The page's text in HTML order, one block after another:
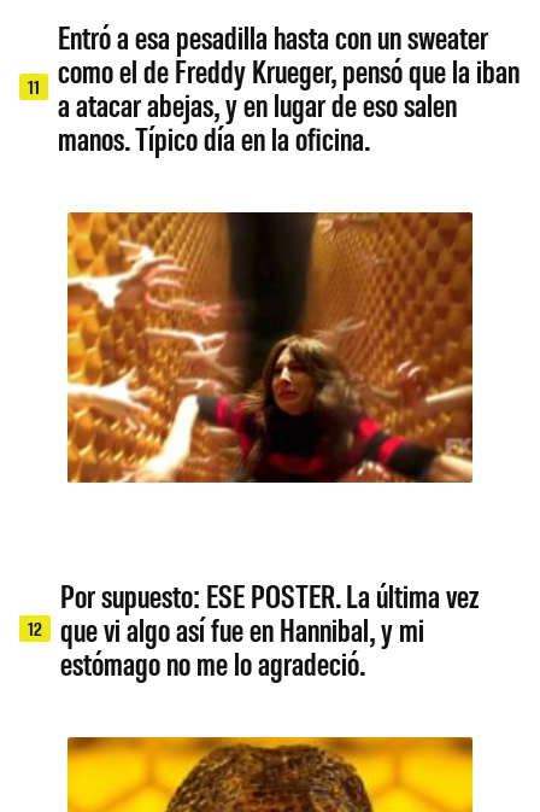
11
Entró a esa pesadilla hasta con un sweater
como el de Freddy Krueger, pensó que la iban
a atacar abejas, y en lugar de eso salen
manos. Típico día en la oficina.
12
Por supuesto: ESE POSTER. La última vez
que vi algo así fue en Hannibal, y mi
estómago no me lo agradeció.